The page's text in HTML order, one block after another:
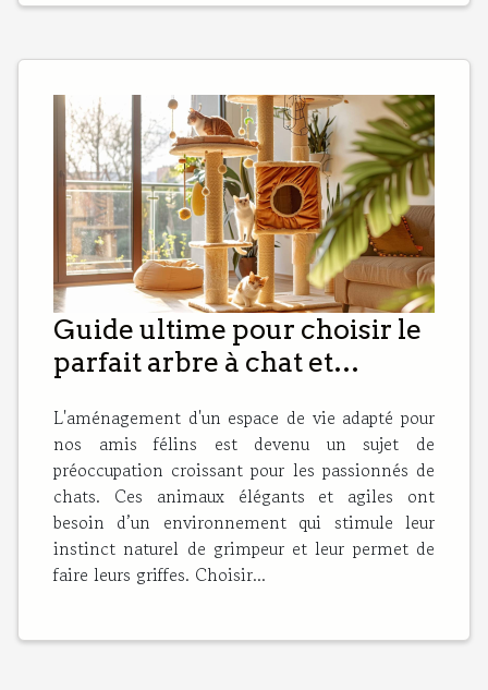
Guide ultime pour choisir le
parfait arbre à chat et
L'aménagement d'un espace de vie adapté pour
nos amis félins est devenu un sujet de
préoccupation croissant pour les passionnés de
chats. Ces animaux élégants et agiles ont
besoin d’un environnement qui stimule leur
instinct naturel de grimpeur et leur permet de
faire leurs griffes. Choisir...